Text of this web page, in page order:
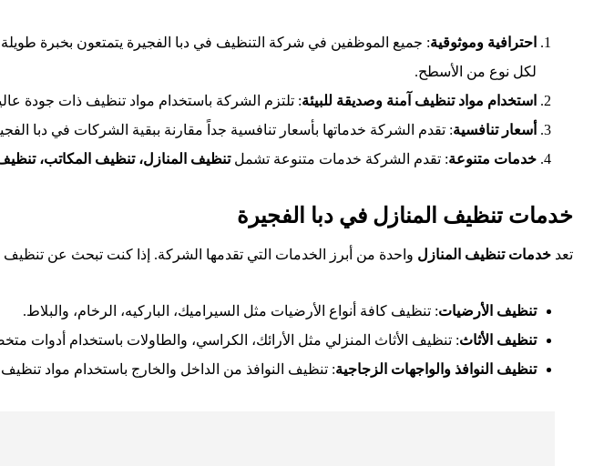
احترافية وموثوقية: جميع الموظفين في شركة التنظيف في دبا الفجيرة يتمتعون بخبرة
لكل نوع من الأسطح.
استخدام مواد تنظيف آمنة وصديقة للبيئة: تلتزم الشركة باستخدام مواد تنظيف ذات جودة
أسعار تنافسية: تقدم الشركة خدماتها بأسعار تنافسية جداً مقارنة ببقية الشركات في دبا
خدمات متنوعة: تقدم الشركة خدمات متنوعة تشملتنظيف المنازل، تنظيف المكاتب،
خدمات تنظيف المنازل في دبا الفجيرة
تعد خدمات تنظيف المنازل واحدة من أبرز الخدمات التي تقدمها الشركة. إذا كنت تبحث عن
تنظيف الأرضيات: تنظيف كافة أنواع الأرضيات مثل السيراميك، الباركيه، الرخام، والبلاط.
تنظيف الأثاث: تنظيف الأثاث المنزلي مثل الأرائك، الكراسي، والطاولات باستخدام أدوات
تنظيف النوافذ والواجهات الزجاجية: تنظيف النوافذ من الداخل والخارج باستخدام مواد